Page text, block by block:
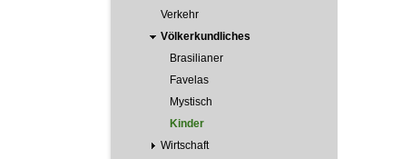
Verkehr
Völkerkundliches
Brasilianer
Favelas
Mystisch
Kinder
Wirtschaft